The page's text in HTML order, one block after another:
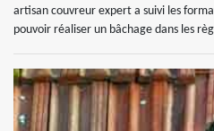
artisan couvreur expert a suivi les
pouvoir réaliser un bâchage dans les